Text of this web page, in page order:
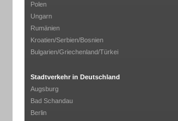
Polen
Ungarn
Rumänien
Kroatien/Serbien/Bosnien
Bulgarien/Griechenland/Türkei
Stadtverkehr in Deutschland
Augsburg
Bad Schandau
Berlin